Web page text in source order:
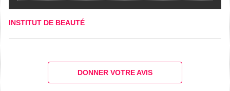
INSTITUT DE BEAUTÉ
DONNER VOTRE AVIS